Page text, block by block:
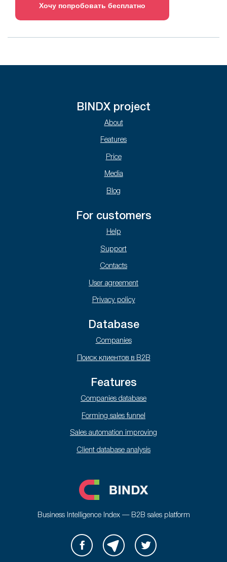
Хочу попробовать бесплатно
BINDX project
About
Features
Price
Media
Blog
For customers
Help
Support
Contacts
User agreement
Privacy policy
Database
Companies
Поиск клиентов в B2B
Features
Companies database
Forming sales funnel
Sales automation improving
Client database analysis
Business Intelligence Index — B2B sales platform